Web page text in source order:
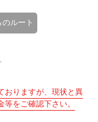
のルート
おりますが、現状と異
をご確認下さい。